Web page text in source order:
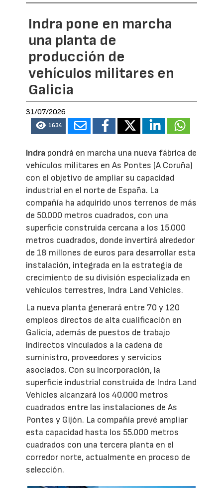
Indra pone en marcha
una planta de
producción de
vehículos militares en
Galicia
31/07/2026
1634
Indra pondrá en marcha una nueva fábrica de
vehículos militares en As Pontes (A Coruña)
con el objetivo de ampliar su capacidad
industrial en el norte de España. La
compañía ha adquirido unos terrenos de más
de 50.000 metros cuadrados, con una
superficie construida cercana a los 15.000
metros cuadrados, donde invertirá alrededor
de 18 millones de euros para desarrollar esta
instalación, integrada en la estrategia de
crecimiento de su división especializada en
vehículos terrestres, Indra Land Vehicles.
La nueva planta generará entre 70 y 120
empleos directos de alta cualificación en
Galicia, además de puestos de trabajo
indirectos vinculados a la cadena de
suministro, proveedores y servicios
asociados. Con su incorporación, la
superficie industrial construida de Indra Land
Vehicles alcanzará los 40.000 metros
cuadrados entre las instalaciones de As
Pontes y Gijón. La compañía prevé ampliar
esta capacidad hasta los 55.000 metros
cuadrados con una tercera planta en el
corredor norte, actualmente en proceso de
selección.